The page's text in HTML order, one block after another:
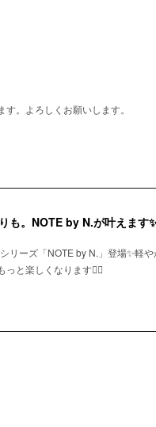
。よろしくお願いします。
も。NOTE by N.が叶えます
リーズ「NOTE by N.」登場✨軽
と楽しくなります💇‍♀️